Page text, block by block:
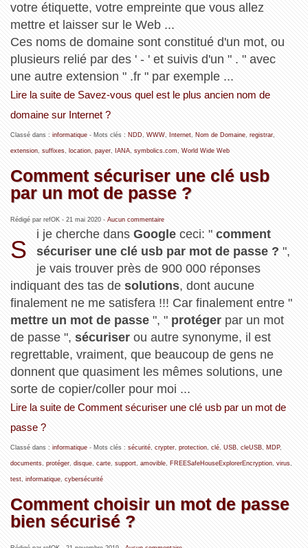
votre étiquette, votre empreinte que vous allez
mettre et laisser sur le Web ...
Ces noms de domaine sont constitué d'un mot, ou
plusieurs relié par des ' - ' et suivis d'un " . " avec
une autre extension " .fr " par exemple ...
Lire la suite de Savez-vous quel est le plus ancien nom de
domaine sur Internet ?
Classé dans : informatique- Mots clés : NDD, WWW, Internet, Nom de Domaine, registrar,
extension, suffixes, location, payer, IANA, symbolics.com, World Wide Web
Comment sécuriser une clé usb
par un mot de passe ?
Rédigé par refOK - 21 mai 2020- Aucun commentaire
S
i je cherche dansGoogle ceci: "comment
sécuriser une clé usb par mot de passe ? ",
je vais trouver près de 900 000 réponses
indiquant des tas de solutions, dont aucune
finalement ne me satisfera !!! Car finalement entre "
mettre un mot de passe ", " protégerpar un mot
de passe ", sécuriserou autre synonyme, il est
regrettable, vraiment, que beaucoup de gens ne
donnent que quasiment les mêmes solutions, une
sorte de copier/coller pour moi ...
Lire la suite de Comment sécuriser une clé usb par un mot de
passe ?
Classé dans : informatique- Mots clés : sécurité, crypter, protection, clé, USB, cleUSB, MDP,
documents, protéger, disque, carte, support, amovible, FREESafeHouseExplorerEncryption, virus,
test, informatique, cybersécurité
Comment choisir un mot de passe
bien sécurisé ?